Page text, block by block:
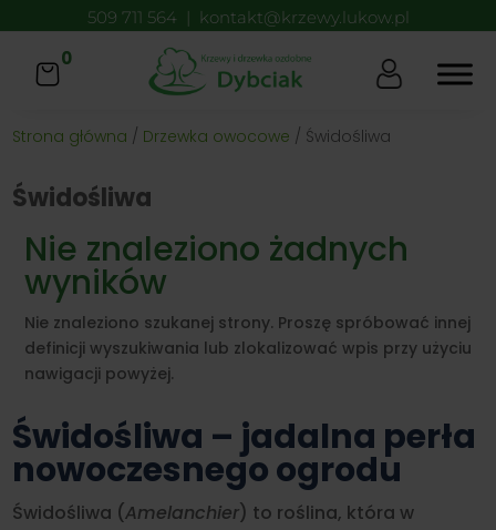
509 711 564 | kontakt@krzewy.lukow.pl
0
Strona główna / Drzewka owocowe / Świdośliwa
Świdośliwa
Nie znaleziono żadnych
wyników
Nie znaleziono szukanej strony. Proszę spróbować innej
definicji wyszukiwania lub zlokalizować wpis przy użyciu
nawigacji powyżej.
Świdośliwa – jadalna perła
nowoczesnego ogrodu
Świdośliwa (Amelanchier) to roślina, która w